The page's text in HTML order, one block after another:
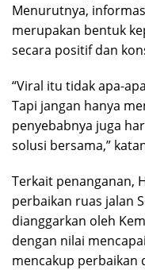
Menurutnya,
merupakan bentuk
secara positif dan
“Viral itu tidak apa-
Tapi jangan hanya
penyebabnya juga
solusi bersama,”
Terkait penanganan,
perbaikan ruas jalan
dianggarkan oleh
dengan nilai
mencakup perbaikan